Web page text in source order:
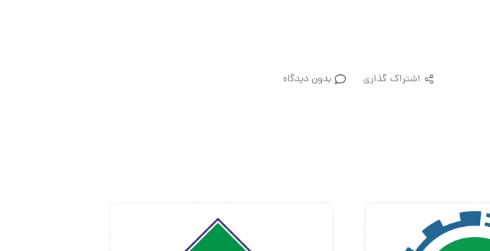
اشتراک گذاری بدون دیدگاه